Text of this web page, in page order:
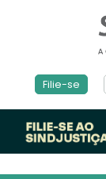
Filie-se